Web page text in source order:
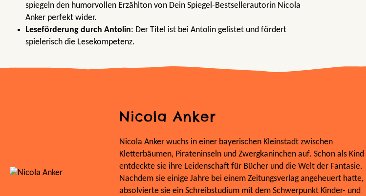
spiegeln den humorvollen Erzählton von Dein Spiegel-Bestsellerautorin Nicola
Anker perfekt wider.
Leseförderung durch Antolin: Der Titel ist bei Antolin gelistet und fördert
spielerisch die Lesekompetenz.
Nicola Anker
Nicola Anker wuchs in einer bayerischen Kleinstadt zwischen
Kletterbäumen, Pirateninseln und Zwergkaninchen auf. Schon als Kind
entdeckte sie ihre Leidenschaft für Bücher und die Welt der Fantasie.
Nachdem sie einige Jahre bei einem Zeitungsverlag angeheuert hatte,
absolvierte sie ein Schreibstudium mit dem Schwerpunkt Kinder- und